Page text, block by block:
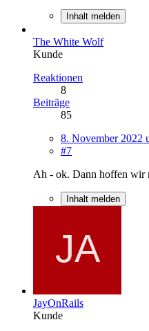
Inhalt melden
The White Wolf
Kunde
Reaktionen
8
Beiträge
85
8. November 2022
#7
Ah - ok. Dann hoffen wir
Inhalt melden
JayOnRails
Kunde